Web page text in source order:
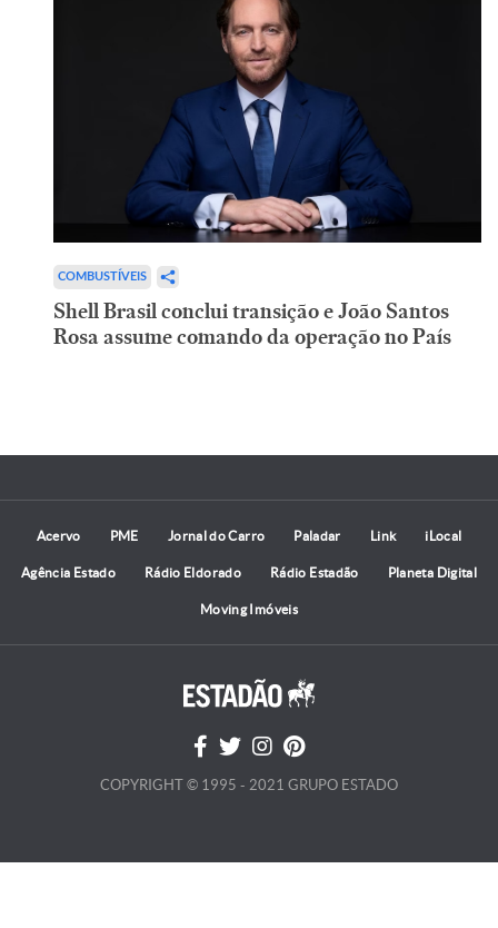
COMBUSTÍVEIS
Shell Brasil conclui transição e João Santos
Rosa assume comando da operação no País
Acervo PME Jornal do Carro Paladar Link iLocal
Agência Estado Rádio Eldorado Rádio Estadão Planeta Digital
Moving Imóveis
COPYRIGHT © 1995 - 2021 GRUPO ESTADO